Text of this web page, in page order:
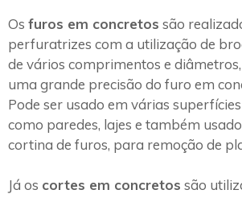
Os furos em concretos são
perfuratrizes com a utilização de
de vários comprimentos e
uma grande precisão do furo em
Pode ser usado em várias
como paredes, lajes e também
cortina de furos, para remoção de
Já os cortes em concretos são